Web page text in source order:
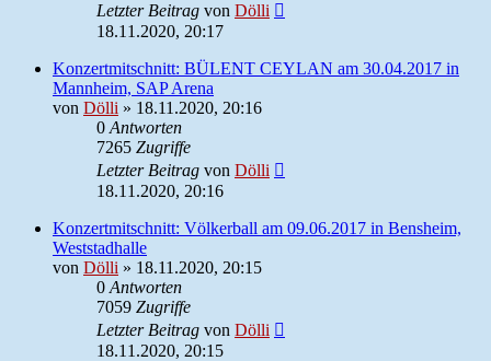
Letzter Beitrag von Dölli
18.11.2020, 20:17
Konzertmitschnitt: BÜLENT CEYLAN am 30.04.2017 in
Mannheim, SAP Arena
von Dölli » 18.11.2020, 20:16
0 Antworten
7265 Zugriffe
Letzter Beitrag von Dölli
18.11.2020, 20:16
Konzertmitschnitt: Völkerball am 09.06.2017 in Bensheim,
Weststadhalle
von Dölli » 18.11.2020, 20:15
0 Antworten
7059 Zugriffe
Letzter Beitrag von Dölli
18.11.2020, 20:15